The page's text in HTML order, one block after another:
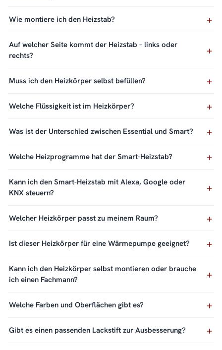
Wie montiere ich den Heizstab?
Auf welcher Seite kommt der Heizstab – links oder
rechts?
Muss ich den Heizkörper selbst befüllen?
Welche Flüssigkeit ist im Heizkörper?
Was ist der Unterschied zwischen Essential und Smart?
Welche Heizprogramme hat der Smart-Heizstab?
Kann ich den Smart-Heizstab mit Alexa, Google oder
KNX steuern?
Welcher Heizkörper passt zu meinem Raum?
Ist dieser Heizkörper für eine Wärmepumpe geeignet?
Kann ich den Heizkörper selbst montieren oder brauche
ich einen Fachmann?
Welche Farben und Oberflächen gibt es?
Gibt es einen passenden Lackstift zur Ausbesserung?